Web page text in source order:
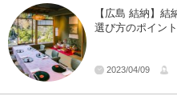
【広島 結納】
選び方のポイント
2023/04/09